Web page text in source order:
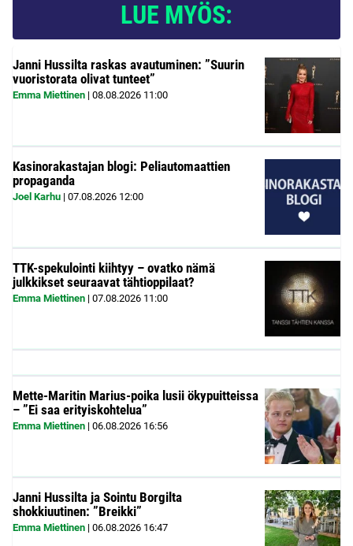
LUE MYÖS:
Janni Hussilta raskas avautuminen: ”Suurin
vuoristorata olivat tunteet”
Emma Miettinen | 08.08.2026 11:00
Kasinorakastajan blogi: Peliautomaattien
propaganda
Joel Karhu | 07.08.2026 12:00
TTK-spekulointi kiihtyy – ovatko nämä
julkkikset seuraavat tähtioppilaat?
Emma Miettinen | 07.08.2026 11:00
Mette-Maritin Marius-poika lusii ökypuitteissa
– ”Ei saa erityiskohtelua”
Emma Miettinen | 06.08.2026 16:56
Janni Hussilta ja Sointu Borgilta
shokkiuutinen: ”Breikki”
Emma Miettinen | 06.08.2026 16:47